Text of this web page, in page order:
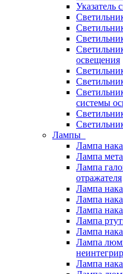
Указатель
освещения
системы
Лампы
Лампа
Лампа
Лампа
отражателя
Лампа
Лампа
Лампа
Лампа
Лампа
Лампа
Лампа